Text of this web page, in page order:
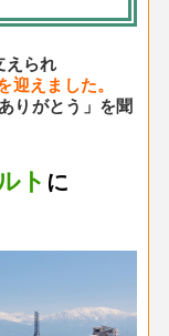
えられ
えました。
りがとう」を聞
ト に